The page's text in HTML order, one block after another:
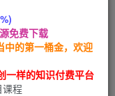
售的认知
关注 私信
515 49
免费下载
中的第一桶金，欢迎
一样的知识付费平台
课程